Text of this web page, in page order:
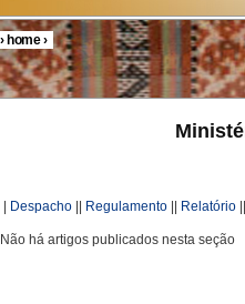
You are here
›home›
| Despacho || Regulamento || Relatório ||
Não há artigos publicados nesta seção